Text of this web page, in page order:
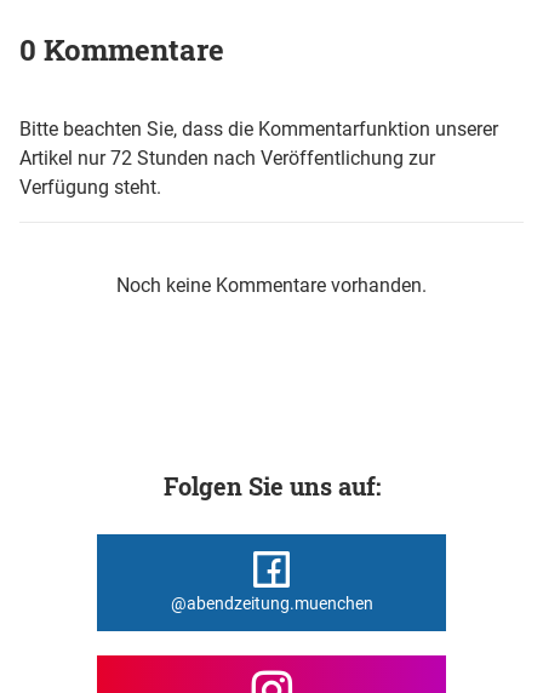
0 Kommentare
Bitte beachten Sie, dass die Kommentarfunktion unserer
Artikel nur 72 Stunden nach Veröffentlichung zur
Verfügung steht.
Noch keine Kommentare vorhanden.
Folgen Sie uns auf:
@abendzeitung.muenchen